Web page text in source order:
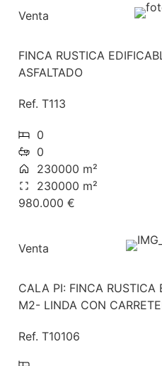
Venta
FINCA RUSTICA
ASFALTADO
Ref. T113
0
0
230000 m²
230000 m²
980.000 €
Venta
CALA PI: FINCA RUSTICA
M2- LINDA CON
Ref. T10106